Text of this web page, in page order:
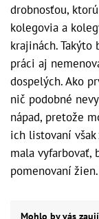
drobnosťou,
kolegovia a
krajinách.
práci aj
dospelých. Ako
nič podobné
nápad, pretože
ich listovaní
mala vyfarbovať,
pomenovaní žien.
Mohlo by vás